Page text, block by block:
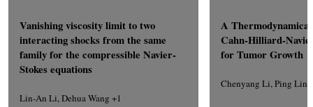
Vanishing viscosity limit to two
interacting shocks from the same
family for the compressible Navier-
Stokes equations
Lin-An Li, Dehua Wang +1
A
Cahn-Hilliard-
for Tumor Growth
Chenyang Li, Ping Lin